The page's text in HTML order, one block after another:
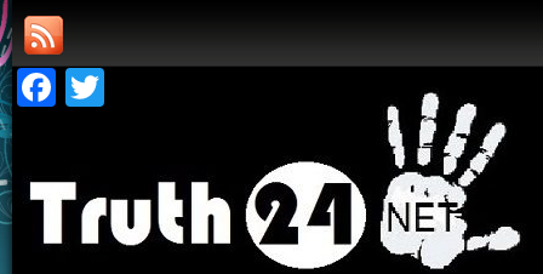
Facebook